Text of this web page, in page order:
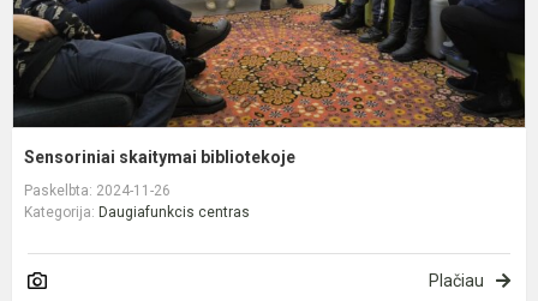
Sensoriniai skaitymai bibliotekoje
Paskelbta: 2024-11-26
Kategorija: Daugiafunkcis centras
Plačiau